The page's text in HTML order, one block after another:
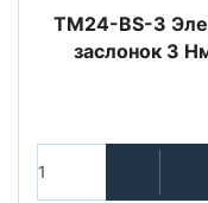
TM24-BS-3
заслонок 3